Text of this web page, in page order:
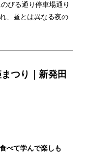
びる通り停車場通り
、昼とは異なる夜の
つり｜新発田
べて学んで楽しも